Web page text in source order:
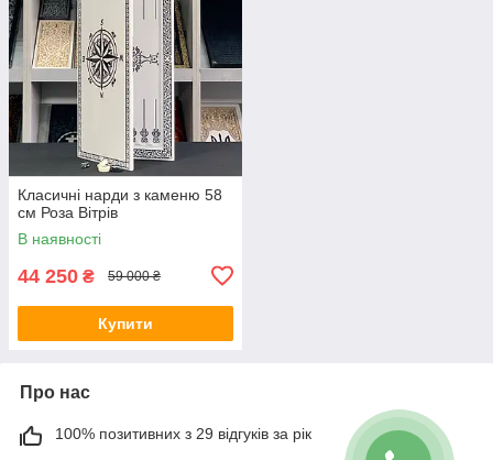
Класичні нарди з каменю 58
см Роза Вітрів
В наявності
44 250 ₴ 59 000 ₴
Купити
Про нас
100% позитивних з 29 відгуків за рік